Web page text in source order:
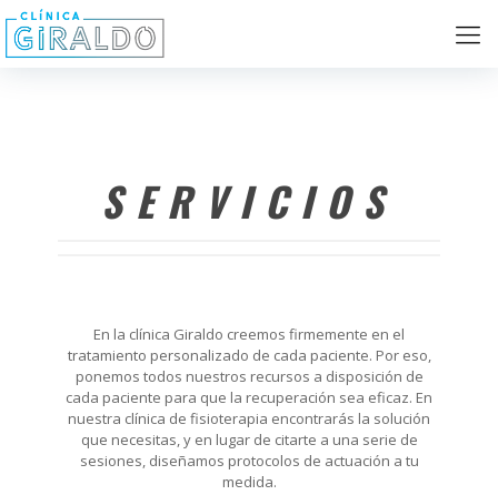
SERVICIOS
En la clínica Giraldo creemos firmemente en el
tratamiento personalizado de cada paciente. Por eso,
ponemos todos nuestros recursos a disposición de
cada paciente para que la recuperación sea eficaz. En
nuestra clínica de fisioterapia encontrarás la solución
que necesitas, y en lugar de citarte a una serie de
sesiones, diseñamos protocolos de actuación a tu
medida.